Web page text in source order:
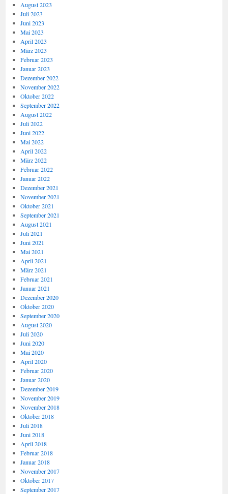
August 2023
Juli 2023
Juni 2023
Mai 2023
April 2023
März 2023
Februar 2023
Januar 2023
Dezember 2022
November 2022
Oktober 2022
September 2022
August 2022
Juli 2022
Juni 2022
Mai 2022
April 2022
März 2022
Februar 2022
Januar 2022
Dezember 2021
November 2021
Oktober 2021
September 2021
August 2021
Juli 2021
Juni 2021
Mai 2021
April 2021
März 2021
Februar 2021
Januar 2021
Dezember 2020
Oktober 2020
September 2020
August 2020
Juli 2020
Juni 2020
Mai 2020
April 2020
Februar 2020
Januar 2020
Dezember 2019
November 2019
November 2018
Oktober 2018
Juli 2018
Juni 2018
April 2018
Februar 2018
Januar 2018
November 2017
Oktober 2017
September 2017